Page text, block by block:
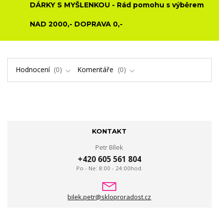
DÁRKY S MYŠLENKOU - Rád pomohu s výběrem
NAD 2000,- DOPRAVA 0,-
Hodnocení 0 Komentáře 0
KONTAKT
Petr Bílek
+420 605 561 804
Po - Ne: 8:00 - 24:00hod.
bilek.petr@skloproradost.cz